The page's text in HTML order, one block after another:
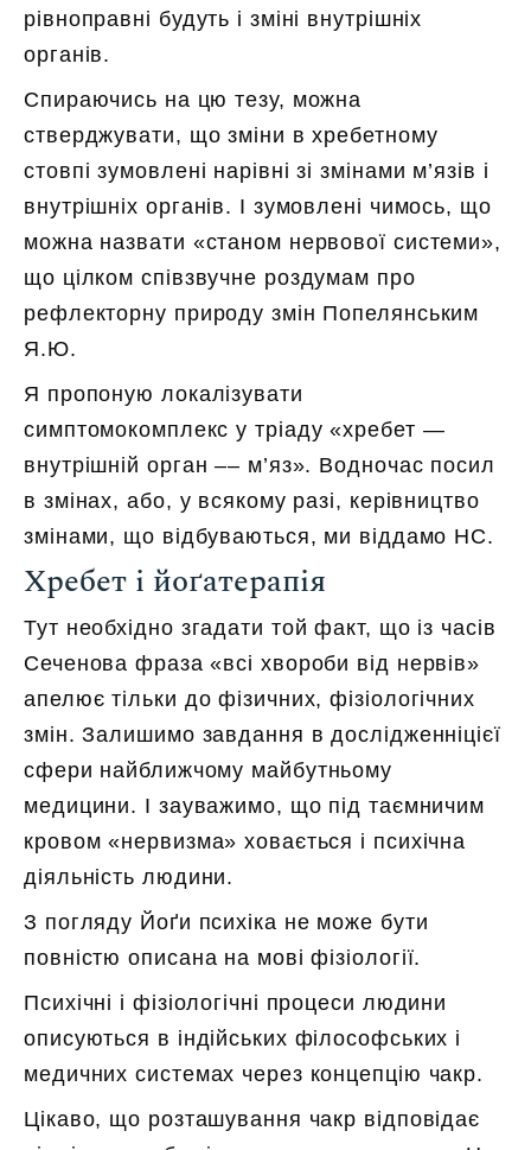
рівноправні будуть і зміні внутрішніх
органів.
Спираючись на цю тезу, можна
стверджувати, що зміни в хребетному
стовпі зумовлені нарівні зі змінами м’язів і
внутрішніх органів. І зумовлені чимось, що
можна назвати «станом нервової системи»,
що цілком співзвучне роздумам про
рефлекторну природу змін Попелянським
Я.Ю.
Я пропоную локалізувати
симптомокомплекс у тріаду «хребет —
внутрішній орган –– м’яз». Водночас посил
в змінах, або, у всякому разі, керівництво
змінами, що відбуваються, ми віддамо НС.
Хребет і йоґатерапія
Тут необхідно згадати той факт, що із часів
Сеченова фраза «всі хвороби від нервів»
апелює тільки до фізичних, фізіологічних
змін. Залишимо завдання в дослідженніцієї
сфери найближчому майбутньому
медицини. І зауважимо, що під таємничим
кровом «нервизма» ховається і психічна
діяльність людини.
З погляду Йоґи психіка не може бути
повністю описана на мові фізіології.
Психічні і фізіологічні процеси людини
описуються в індійських філософських і
медичних системах через концепцію чакр.
Цікаво, що розташування чакр відповідає